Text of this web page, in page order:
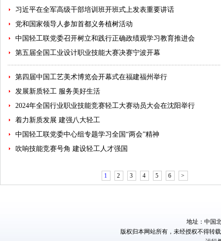
习近平在全军高级干部培训班开班式上发表重要讲话
党和国家领导人参加首都义务植树活动
中国轻工联党委召开树立和践行正确政绩观学习教育推进会
第五届全国工业设计职业技能大赛决赛宁波开幕
第四届中国工艺美术博览会开幕式在福建福州举行
发展新质轻工 服务美好生活
2024年全国行业职业技能竞赛轻工大赛动员大会在沈阳举行
着力新质发展 建强八大轻工
中国轻工联党委中心组专题学习全国“两会”精神
吹响技能竞赛号角 建设轻工人才强国
1 2 3 4 5 6 >
地址：中国
版权归本网站所有，未经授权不得转